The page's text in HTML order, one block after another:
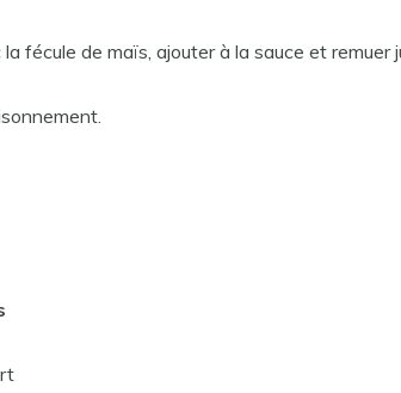
fécule de maïs, ajouter à la sauce et remuer